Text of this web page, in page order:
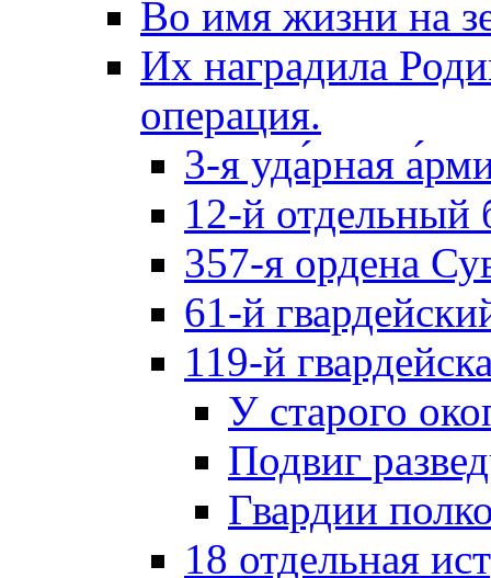
Во имя жизни на
Их наградила
операция.
3-я уда́рная
12-й отдельный
357-я ордена
61-й
119-й
У старого
Подвиг
Гвардии
18 отдельная